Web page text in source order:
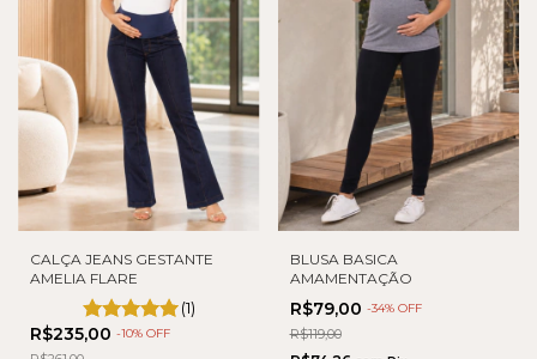
CALÇA JEANS GESTANTE
AMELIA FLARE
(1)
R$235,00 -10% OFF
BLUSA BASICA
AMAMENTAÇÃO
R$79,00 -34% OFF
R$119,00